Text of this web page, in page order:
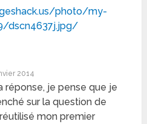
photo/my-
dscn4637j.jpg/
2014
réponse, je pense que je
sur la question de
mon premier